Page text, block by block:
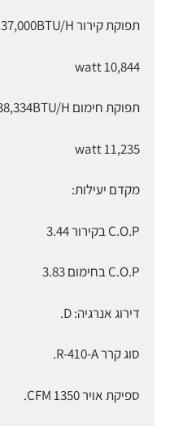
תפוקת קירור 37,000BTU/H
watt 10,844
תפוקת חימום 38,334BTU/H
watt 11,235
מקדם יעילות:
C.O.P בקירור 3.44
C.O.P בחימום 3.83
דירוג אנרגיה: D.
סוג קרר R-410-A.
ספיקת אויר CFM 1350.